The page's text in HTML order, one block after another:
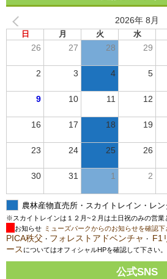
2026年 8月
日 月 火 水
26 27 28 29
2 3 4 5
9 10 11 12
16 17 18 19
23 24 25 26
30 31 1 2
農林産物直売所・スカイトレイン・レン
※スカイトレインは１２月~２月は土日祝のみの営業
お知らせ ミューズパークからのお知らせを確認下
PICA秩父 ・ フォレストアドベンチャ ・ F1
ース についてはオフィシャルHPを確認して下さい。
公式SNS